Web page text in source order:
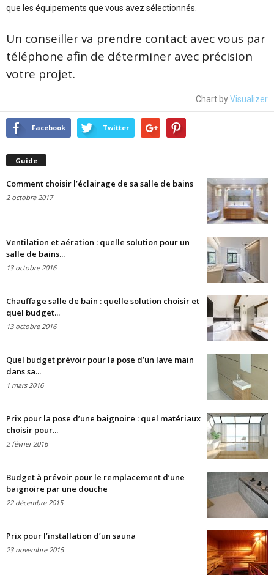
que les équipements que vous avez sélectionnés.
Un conseiller va prendre contact avec vous par
téléphone afin de déterminer avec précision
votre projet.
Chart byVisualizer
Facebook Twitter
Guide
Comment choisir l’éclairage de sa salle de bains
2 octobre 2017
Ventilation et aération : quelle solution pour un
salle de bains...
13 octobre 2016
Chauffage salle de bain : quelle solution choisir et
quel budget...
13 octobre 2016
Quel budget prévoir pour la pose d’un lave main
dans sa...
1 mars 2016
Prix pour la pose d’une baignoire : quel matériaux
choisir pour...
2 février 2016
Budget à prévoir pour le remplacement d’une
baignoire par une douche
22 décembre 2015
Prix pour l’installation d’un sauna
23 novembre 2015